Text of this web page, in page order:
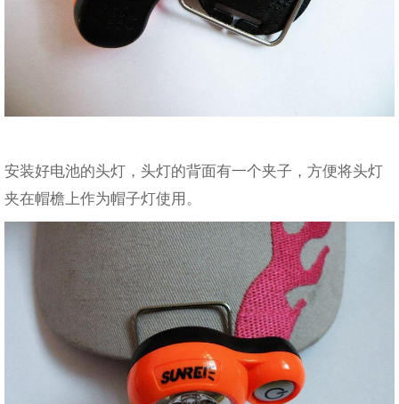
安装好电池的头灯，头灯的背面有一个夹子，方便将头灯
夹在帽檐上作为帽子灯使用。